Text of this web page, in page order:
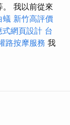
。 我以前從來
蟻 新竹高評價
式網頁設計 台
路按摩服務 我